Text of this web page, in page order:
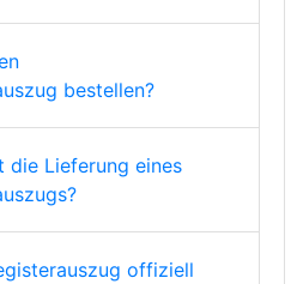
bestellen?
die Lieferung eines
offiziell